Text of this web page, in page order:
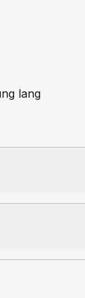
lang